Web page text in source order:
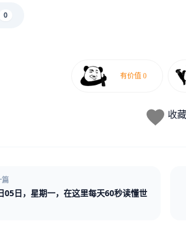
0
收藏
05日，星期一，在这里每天60秒读懂世